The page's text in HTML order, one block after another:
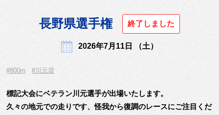
長野県選手権 終了しました
2026年7月11日 （土）
#800m #川元奨
標記大会にベテラン川元選手が出場いたします。
久々の地元での走りです、怪我から復調のレースにご注目くだ